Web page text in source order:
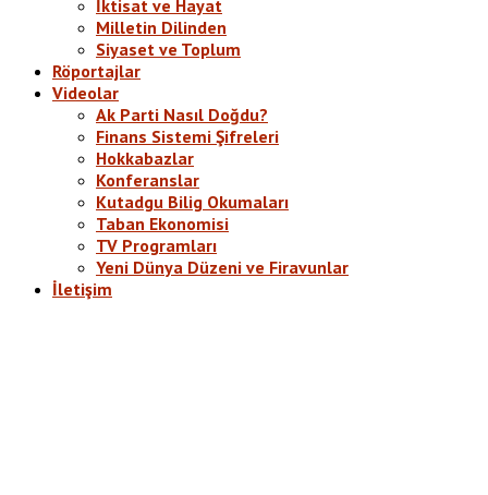
İktisat ve Hayat
Milletin Dilinden
Siyaset ve Toplum
Röportajlar
Videolar
Ak Parti Nasıl Doğdu?
Finans Sistemi Şifreleri
Hokkabazlar
Konferanslar
Kutadgu Bilig Okumaları
Taban Ekonomisi
TV Programları
Yeni Dünya Düzeni ve Firavunlar
İletişim